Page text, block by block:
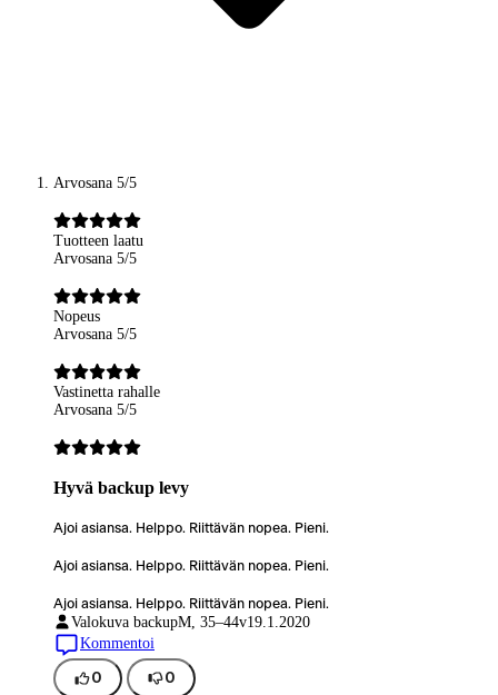
Arvosana 5/5
Tuotteen laatu
Arvosana 5/5
Nopeus
Arvosana 5/5
Vastinetta rahalle
Arvosana 5/5
Hyvä backup levy
Ajoi asiansa. Helppo. Riittävän nopea. Pieni.
Ajoi asiansa. Helppo. Riittävän nopea. Pieni.
Ajoi asiansa. Helppo. Riittävän nopea. Pieni.
Valokuva backupM, 35–44v19.1.2020
Kommentoi
0 0